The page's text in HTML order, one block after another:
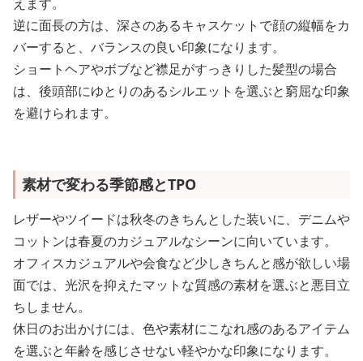
逆に面長の方は、深さのあるキャスケットで顔の縦幅をカ
バーすると、バランスの良い印象になります。
ショートヘアやボブなど襟足がすっきりした髪型の場合
は、後頭部にゆとりのあるシルエットを選ぶと窮屈な印象
を避けられます。
素材で変わる季節感とTPO
レザーやツイードは秋冬のきちんとした装いに、デニムや
コットンは春夏のカジュアルなシーンに向いています。
オフィスカジュアルや会食など少しきちんと感が欲しい場
面では、光沢を抑えたマットな質感の素材を選ぶと悪目立
ちしません。
休日のお出かけには、色や素材にこなれ感のあるアイテム
を選ぶと年齢を感じさせない軽やかな印象になります。